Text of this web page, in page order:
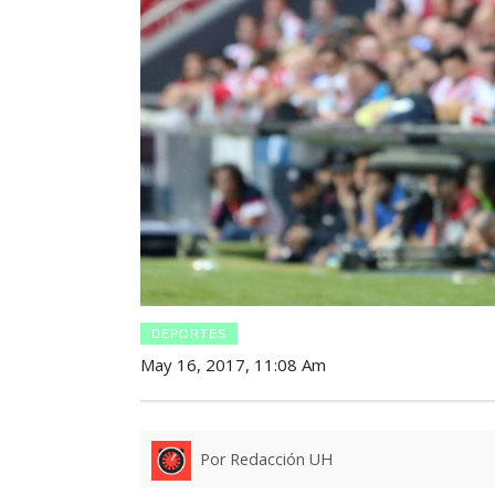
DEPORTES
May 16, 2017, 11:08 Am
Por Redacción UH